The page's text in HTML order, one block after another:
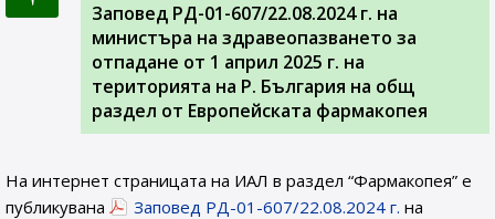
Заповед РД-01-607/22.08.2024 г. на
министъра на здравеопазването за
отпадане от 1 април 2025 г. на
територията на Р. България на общ
раздел от Европейската фармакопея
На интернет страницата на ИАЛ в раздел “Фармакопея” е
публикувана
Заповед РД-01-607/22.08.2024 г. на